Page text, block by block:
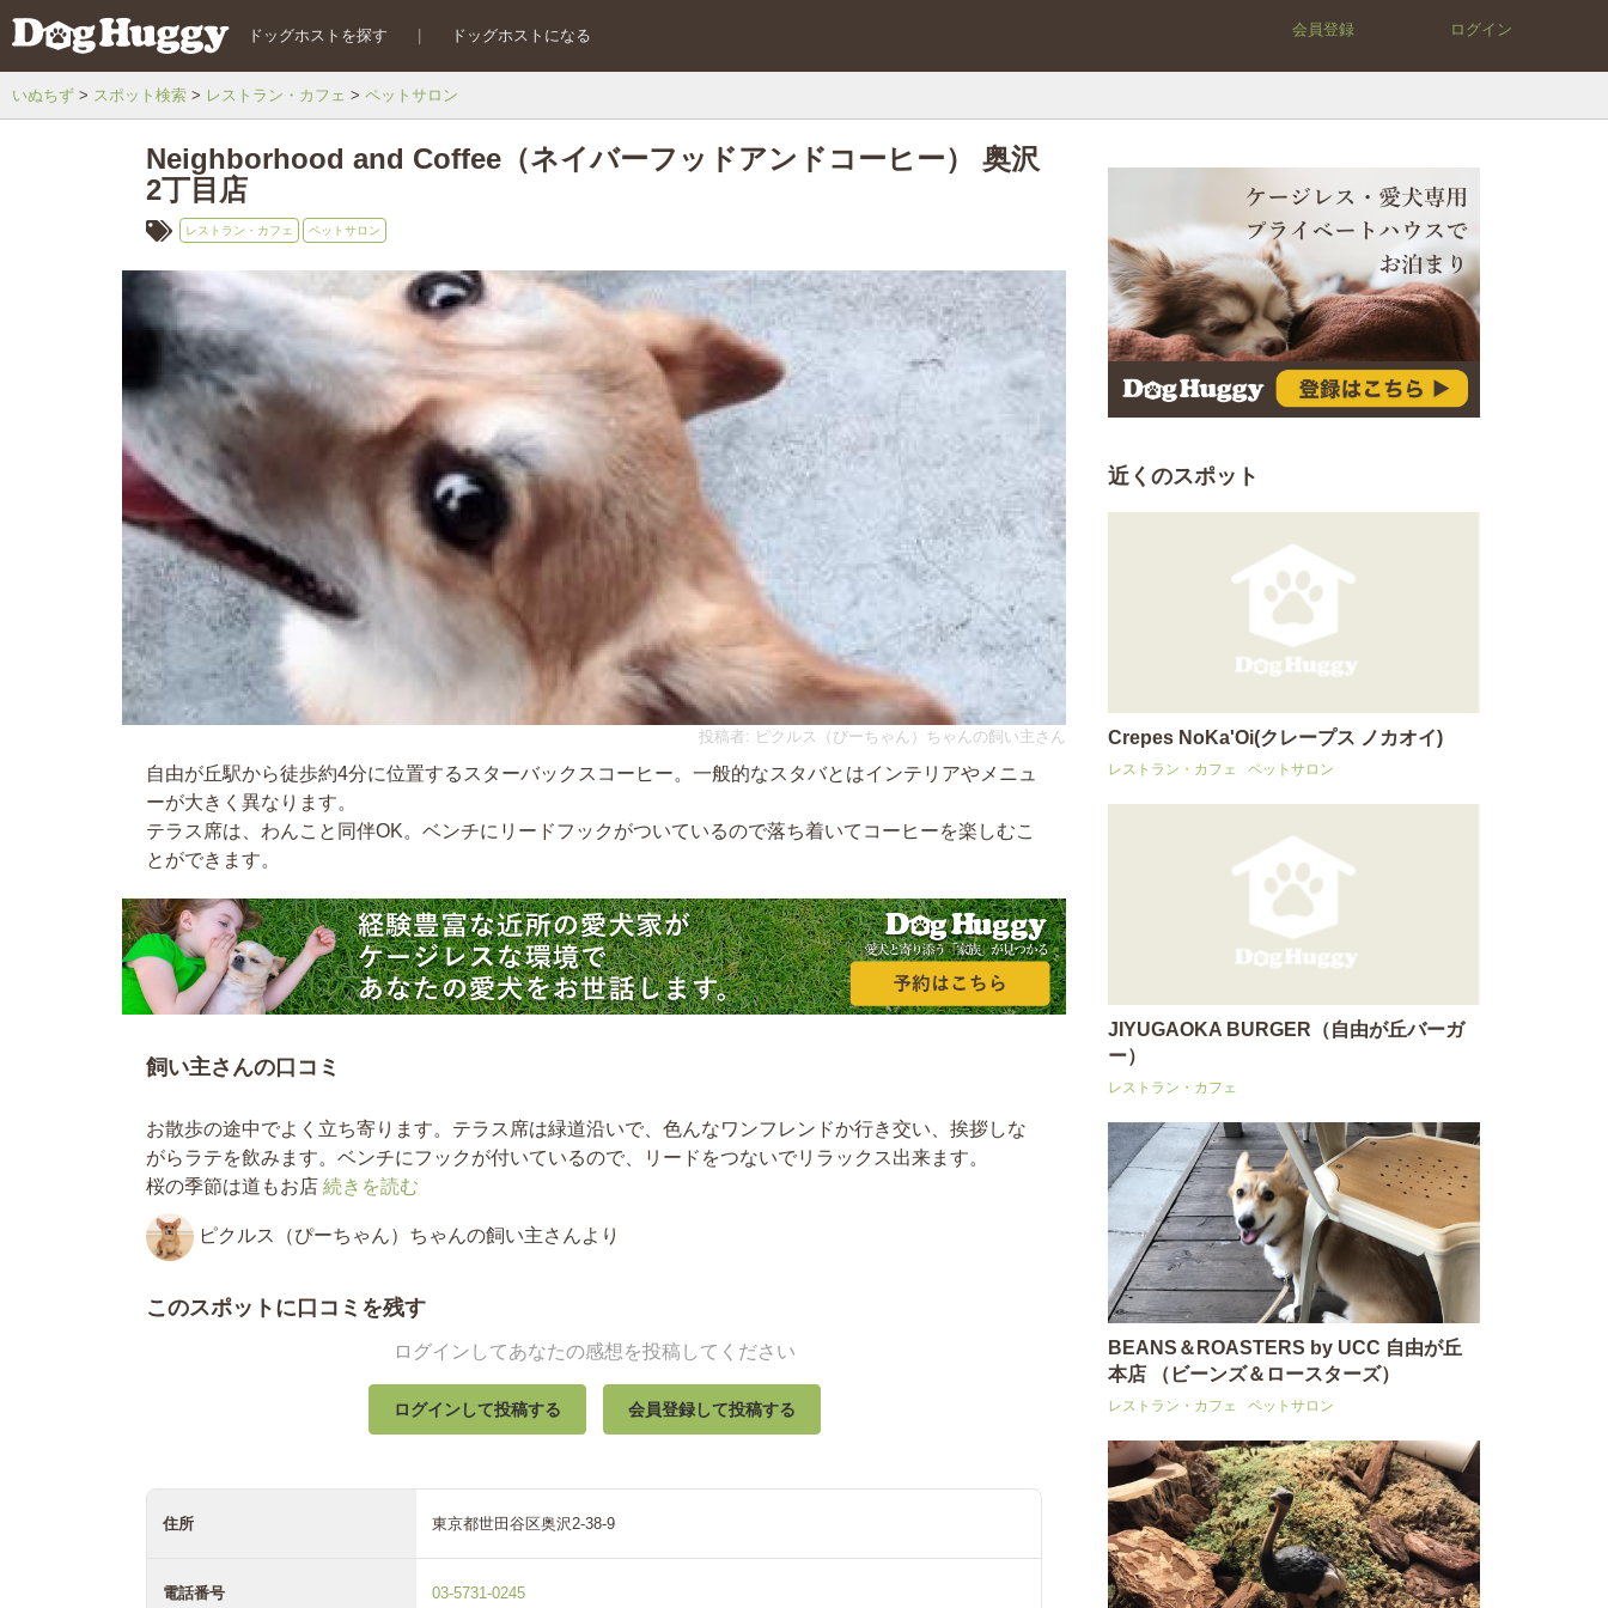
ドッグホストを探す ドッグホストになる 会員登録 ログイン
いぬちず スポット検索 レストラン・カフェ ペットサロン
Neighborhood and Coffee（ネイバーフッドアンドコーヒー） 奥沢
2丁目店
レストラン・カフェ ペットサロン
投稿者: ピクルス（ぴーちゃん）ちゃんの飼い主さん
自由が丘駅から徒歩約4分に位置するスターバックスコーヒー。一般的なスタバとはインテリアやメニュ
ーが大きく異なります。
テラス席は、わんこと同伴OK。ベンチにリードフックがついているので落ち着いてコーヒーを楽しむこ
とができます。
飼い主さんの口コミ
お散歩の途中でよく立ち寄ります。テラス席は緑道沿いで、色んなワンフレンドか行き交い、挨拶しな
がらラテを飲みます。ベンチにフックが付いているので、リードをつないでリラックス出来ます。
桜の季節は道もお店 続きを読む
ピクルス（ぴーちゃん）ちゃんの飼い主さんより
このスポットに口コミを残す
ログインしてあなたの感想を投稿してください
ログインして投稿する 会員登録して投稿する
住所 東京都世田谷区奥沢2-38-9
電話番号 03-5731-0245
近くのスポット
Crepes NoKa'Oi(クレープス ノカオイ)
レストラン・カフェ ペットサロン
JIYUGAOKA BURGER（自由が丘バーガ
ー）
レストラン・カフェ
BEANS＆ROASTERS by UCC 自由が丘
本店 （ビーンズ＆ロースターズ）
レストラン・カフェ ペットサロン